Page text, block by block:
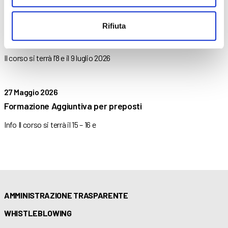
Rifiuta
Formazione specifica – rischio medio
Il corso si terrà l’8 e il 9 luglio 2026
27 Maggio 2026
Formazione Aggiuntiva per preposti
Info Il corso si terrà il 15 – 16 e
AMMINISTRAZIONE TRASPARENTE
WHISTLEBLOWING